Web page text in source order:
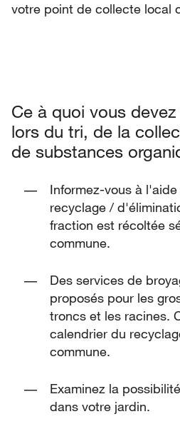
votre point de collecte local
Ce à quoi vous
lors du tri, de la
de substances
Informez-vous à
recyclage /
fraction est récoltée
commune.
Des services de
proposés pour les
troncs et les racines.
calendrier du
commune.
Examinez la
dans votre jardin.